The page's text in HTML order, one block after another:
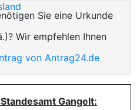
Sie eine Urkunde
Wir empfehlen Ihnen
von Antrag24.de
Gangelt: